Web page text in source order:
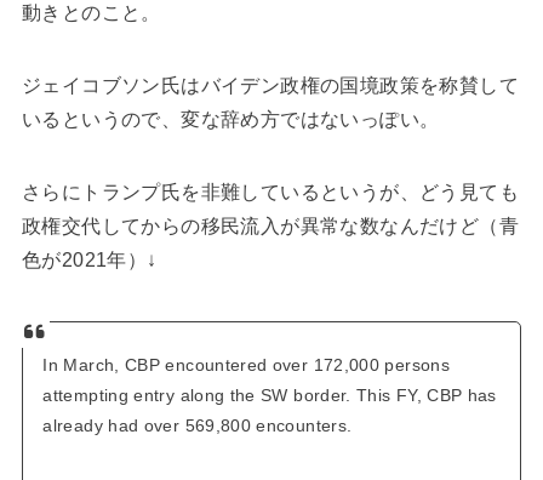
動きとのこと。
ジェイコブソン氏はバイデン政権の国境政策を称賛して
いるというので、変な辞め方ではないっぽい。
さらにトランプ氏を非難しているというが、どう見ても
政権交代してからの移民流入が異常な数なんだけど（青
色が2021年）↓
In March, CBP encountered over 172,000 persons
attempting entry along the SW border. This FY, CBP has
already had over 569,800 encounters.